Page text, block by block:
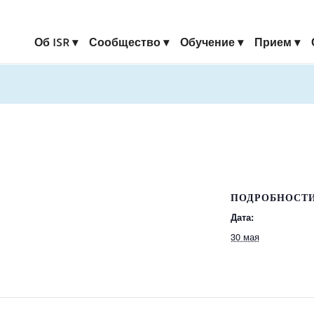
Об ISR Сообщество Обучение Прием
Дата:
30 мая